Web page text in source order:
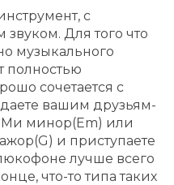
с
Для того что
музыкального
полностью
сочетается с
вашим друзьям-
Ми минор(Em) или
и приступаете
лучше всего
что-то типа таких